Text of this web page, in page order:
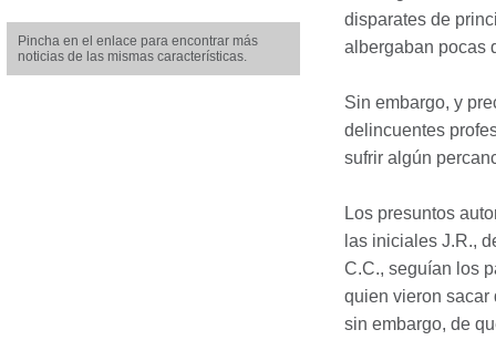
Pincha en el enlace para encontrar más
noticias de las mismas características.
disparates de
albergaban pocas
Sin embargo, y
delincuentes
sufrir algún
Los presuntos
las iniciales J.R.,
C.C., seguían los
quien vieron sacar
sin embargo, de